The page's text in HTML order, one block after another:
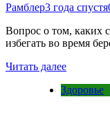
Рамблер3 года спустя
Вопрос о том, каких
избегать во время
Читать далее
Здоровье